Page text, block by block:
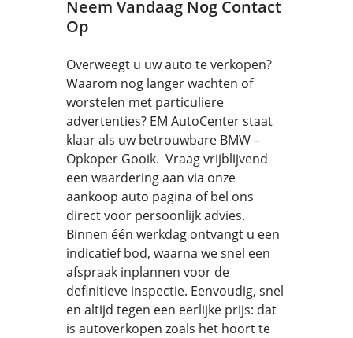
Neem Vandaag Nog Contact
Op
Overweegt u uw auto te verkopen?
Waarom nog langer wachten of
worstelen met particuliere
advertenties? EM AutoCenter staat
klaar als uw betrouwbare BMW –
Opkoper Gooik. Vraag vrijblijvend
een waardering aan via onze
aankoop auto pagina of bel ons
direct voor persoonlijk advies.
Binnen één werkdag ontvangt u een
indicatief bod, waarna we snel een
afspraak inplannen voor de
definitieve inspectie. Eenvoudig, snel
en altijd tegen een eerlijke prijs: dat
is autoverkopen zoals het hoort te